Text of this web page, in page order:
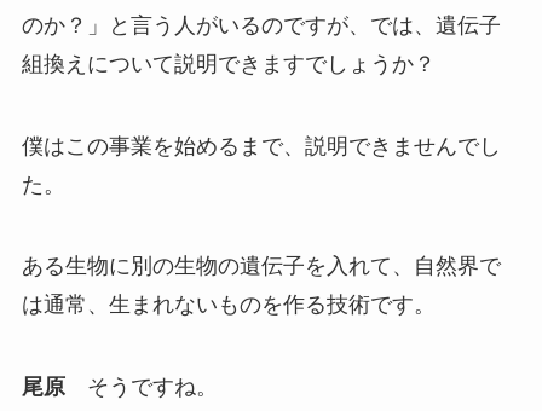
のか？」と言う人がいるのですが、では、遺伝子
組換えについて説明できますでしょうか？
僕はこの事業を始めるまで、説明できませんでし
た。
ある生物に別の生物の遺伝子を入れて、自然界で
は通常、生まれないものを作る技術です。
尾原そうですね。